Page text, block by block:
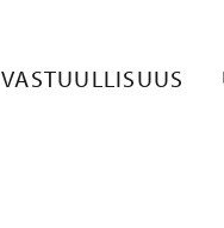
VASTUULLISUUS